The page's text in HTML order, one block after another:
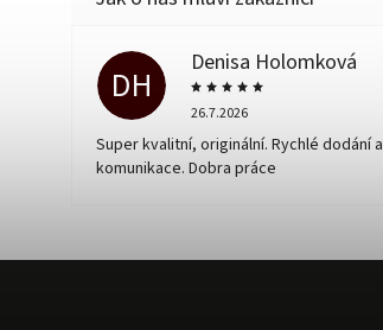
DH
Denisa Holomková
26.7.2026
Super kvalitní, originální. Rychlé dodání a
komunikace. Dobra práce